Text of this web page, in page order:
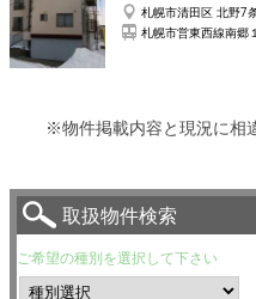
札幌市清田区 北野7
札幌市営東西線南郷
※物件掲載内容と現況に相
取扱物件検索
ご希望の種別を選択して下さい